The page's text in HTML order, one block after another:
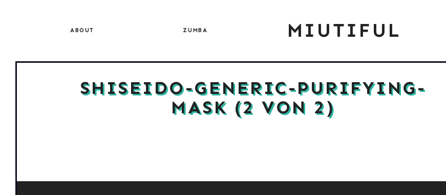
ABOUT ZUMBA MIUTIFUL
SHISEIDO-GENERIC-PURIFYING-
MASK (2 VON 2)